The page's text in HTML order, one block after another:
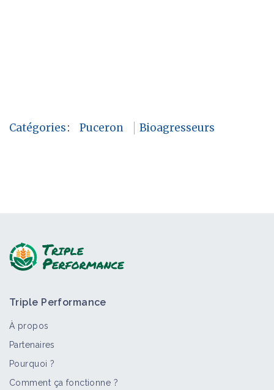
Catégories: Puceron Bioagresseurs
Triple Performance
À propos
Partenaires
Pourquoi ?
Comment ça fonctionne ?